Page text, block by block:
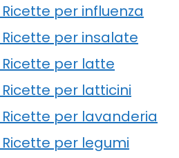
per influenza
per insalate
per latte
per latticini
per lavanderia
per legumi